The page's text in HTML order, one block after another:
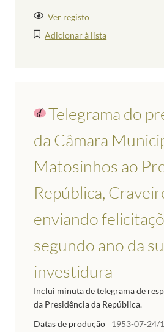
Ver registo
Adicionar à lista
Telegrama do
da Câmara
Matosinhos ao
República,
enviando
segundo ano da
investidura
Inclui minuta de telegrama de
da Presidência da República.
Datas de produção
1953-07-24/